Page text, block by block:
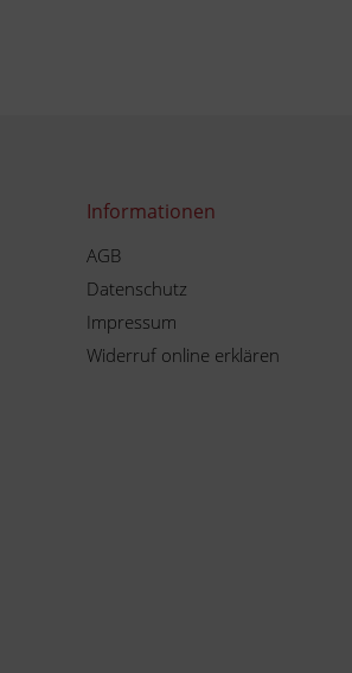
Informationen
AGB
Datenschutz
Impressum
Widerruf online erklären